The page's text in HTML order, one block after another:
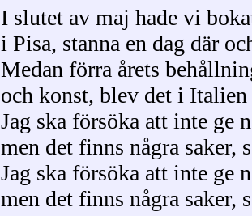
I slutet av maj hade vi
i Pisa, stanna en dag där
Medan förra årets
och konst, blev det i
Jag ska försöka att inte ge
men det finns några saker,
Jag ska försöka att inte ge
men det finns några saker,